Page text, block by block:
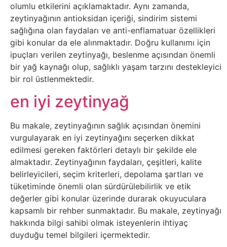
Hukuk
İnstagram
İnternet
İnternetten
Para
Kazanma
Kadın
Kim
Kimdir
Kitap
olumlu etkilerini açıklamaktadır. Aynı zamanda,
zeytinyağının antioksidan içeriği, sindirim sistemi
sağlığına olan faydaları ve anti-enflamatuar özellikleri
gibi konular da ele alınmaktadır. Doğru kullanımı için
ipuçları verilen zeytinyağı, beslenme açısından önemli
bir yağ kaynağı olup, sağlıklı yaşam tarzını destekleyici
bir rol üstlenmektedir.
en iyi zeytinyağ
Bu makale, zeytinyağının sağlık açısından önemini
vurgulayarak en iyi zeytinyağını seçerken dikkat
edilmesi gereken faktörleri detaylı bir şekilde ele
almaktadır. Zeytinyağının faydaları, çeşitleri, kalite
belirleyicileri, seçim kriterleri, depolama şartları ve
tüketiminde önemli olan sürdürülebilirlik ve etik
değerler gibi konular üzerinde durarak okuyuculara
kapsamlı bir rehber sunmaktadır. Bu makale, zeytinyağı
hakkında bilgi sahibi olmak isteyenlerin ihtiyaç
duyduğu temel bilgileri içermektedir.